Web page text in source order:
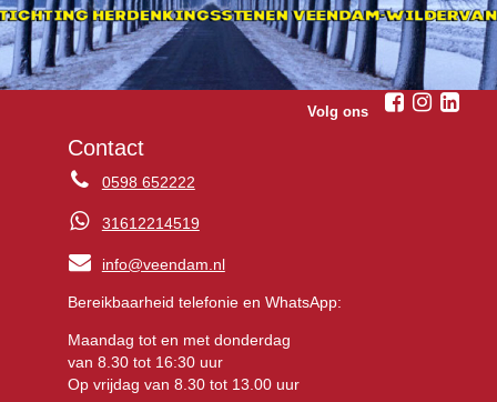
Volg ons
Contact
0598 652222
31612214519
info@veendam.nl
Bereikbaarheid telefonie en WhatsApp:
Maandag tot en met donderdag
van 8.30 tot 16:30 uur
Op vrijdag van 8.30 tot 13.00 uur